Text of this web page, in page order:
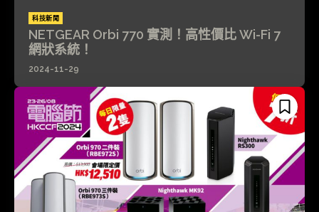
科技新聞
NETGEAR Orbi 770 實測！高性價比 Wi-Fi 7
網狀系統！
2024-11-29